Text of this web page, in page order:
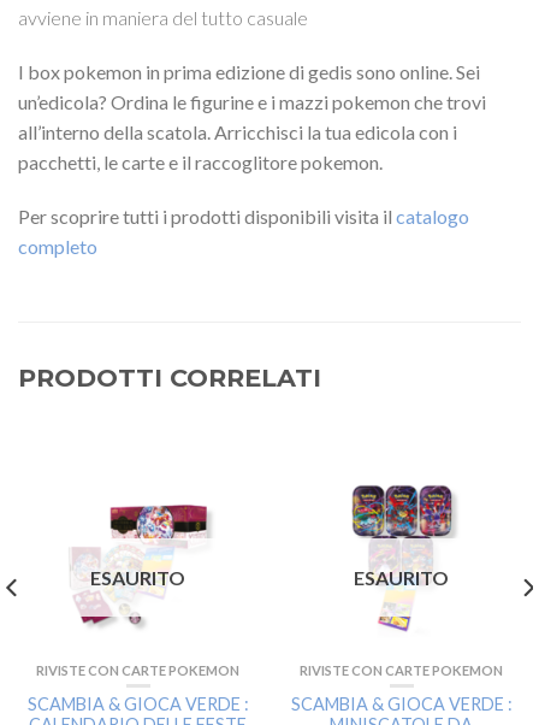
avviene in maniera del tutto casuale
I box pokemon in prima edizione di gedis sono online. Sei
un’edicola? Ordina le figurine e i mazzi pokemon che trovi
all’interno della scatola. Arricchisci la tua edicola con i
pacchetti, le carte e il raccoglitore pokemon.
Per scoprire tutti i prodotti disponibili visita il catalogo
completo
PRODOTTI CORRELATI
ESAURITO
RIVISTE CON CARTE POKEMON
SCAMBIA & GIOCA VERDE :
ESAURITO
RIVISTE CON CARTE POKEMON
SCAMBIA & GIOCA VERDE :